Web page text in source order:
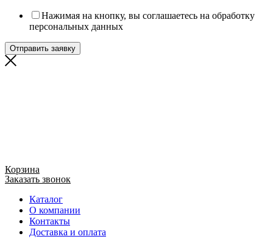
Нажимая на кнопку, вы соглашаетесь на обработку
персональных данных
Отправить заявку
Корзина
Заказать звонок
Каталог
О компании
Контакты
Доставка и оплата